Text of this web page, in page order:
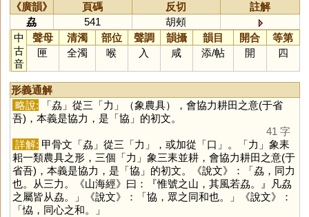
《廣韻》 頁碼 反切
註解
劦
541
胡頰
中
古
音
聲母 清濁 部位 聲調 韻攝 韻目 開合
等第
匣
全濁 喉 入 咸 添/帖 開 四
形義通解
略說: 「劦 」從三「力 」（象農具），會協力耕田之意(于省
吾)，本義是協力，是「協 」的初文。
41 字
詳解: 甲骨文「劦 」從三「力 」，或加從「口 」。「力 」象耒
耜一類農具之形，三個「力 」象三耒並耕，會協力耕田之意(于
省吾)，本義是協力，是「協 」的初文。《說文》：「劦，同力
也。从三力。《山海經》曰：『惟號之山，其風若劦。』凡劦
之屬皆从劦。」《說文》：「協，眾之同和也。」《說文》：
「恊，同心之和。」